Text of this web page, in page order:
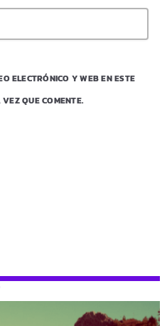
ELECTRÓNICO Y WEB EN ESTE
QUE COMENTE.